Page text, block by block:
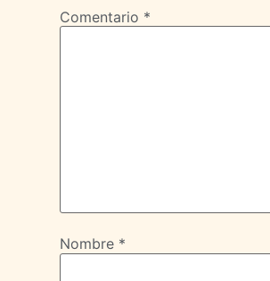
Comentario *
Nombre *